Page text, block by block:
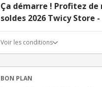
Ça démarre ! Profitez
soldes 2026 Twicy Store
Voir les conditions
BON PLAN